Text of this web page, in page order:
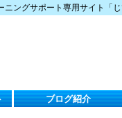
ニングサポート専用サイト「じ
ブログ紹介